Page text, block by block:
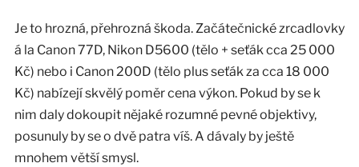
Je to hrozná, přehrozná škoda. Začátečnické zrcadlovky
á la Canon 77D, Nikon D5600 (tělo + seťák cca 25 000
Kč) nebo i Canon 200D (tělo plus seťák za cca 18 000
Kč) nabízejí skvělý poměr cena výkon. Pokud by se k
nim daly dokoupit nějaké rozumné pevné objektivy,
posunuly by se o dvě patra víš. A dávaly by ještě
mnohem větší smysl.